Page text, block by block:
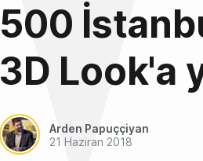
500
3D Look'a
Arden Papuççiyan
21 Haziran 2018